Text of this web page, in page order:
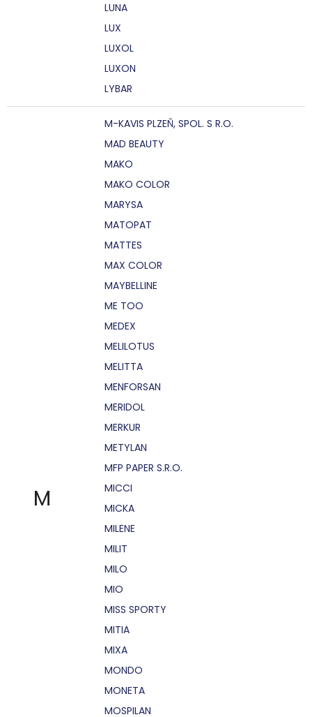
LUNA
LUX
LUXOL
LUXON
LYBAR
M
M-KAVIS PLZEŇ, SPOL. S R.O.
MAD BEAUTY
MAKO
MAKO COLOR
MARYSA
MATOPAT
MATTES
MAX COLOR
MAYBELLINE
ME TOO
MEDEX
MELILOTUS
MELITTA
MENFORSAN
MERIDOL
MERKUR
METYLAN
MFP PAPER S.R.O.
MICCI
MICKA
MILENE
MILIT
MILO
MIO
MISS SPORTY
MITIA
MIXA
MONDO
MONETA
MOSPILAN